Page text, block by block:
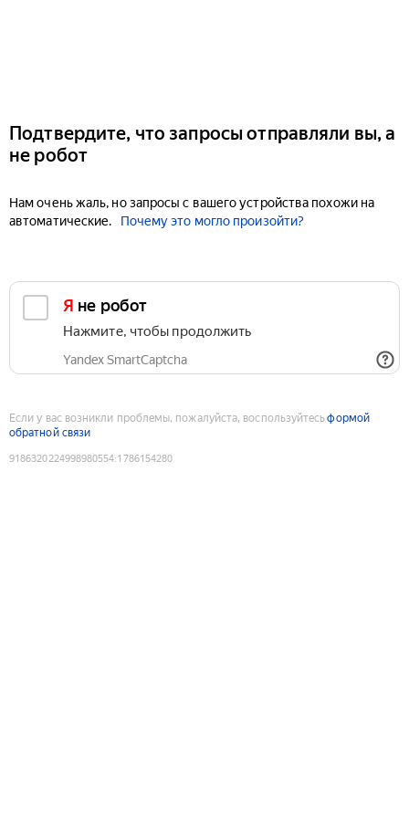
Подтвердите, что запросы отправляли вы, а
не робот
Нам очень жаль, но запросы с вашего устройства похожи на
автоматические.
Почему это могло произойти?
Я не робот
Нажмите, чтобы продолжить
Yandex SmartCaptcha
Если у вас возникли проблемы, пожалуйста, воспользуйтесьформой
обратной связи
9186320224998980554:1786154280